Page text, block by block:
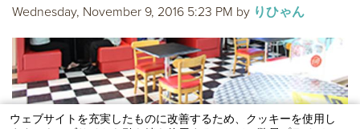
Wednesday, November 9, 2016 5:23 PM by りひゃん
ウェブサイトを充実したものに改善するため、クッキーを使用し